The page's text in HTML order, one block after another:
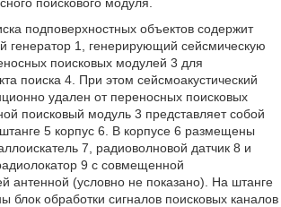
подповерхностных объектов содержит
генератор 1, генерирующий сейсмическую
поисковых модулей 3 для
поиска 4. При этом сейсмоакустический
удален от переносных поисковых
поисковый модуль 3 представляет собой
5 корпус 6. В корпусе 6 размещены
7, радиоволновой датчик 8 и
9 с совмещенной
антенной (условно не показано). На штанге
блок обработки сигналов поисковых каналов